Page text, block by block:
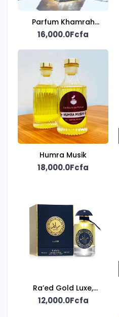
Parfum Khamrah
Lattafa
16,000.0Fcfa
Humra Musik
18,000.0Fcfa
Ra’ed Gold Luxe,
Lattafa unisex eau de
12,000.0Fcfa